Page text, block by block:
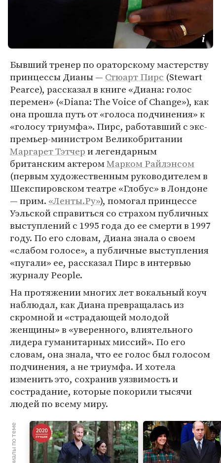
Бывший тренер по ораторскому мастерству
принцессы Дианы — Стюарт Пирс (Stewart
Pearce), рассказал в книге «Диана: голос
перемен» («Diana: The Voice of Change»), как
она прошла путь от «голоса подчинения» к
«голосу триумфа». Пирс, работавший с экс-
премьер-министром Великобритании
Маргарет Тэтчери легендарным
британским актеромМарком Райлэнсом
(первым художественным руководителем в
Шекспировском театре «Глобус» в Лондоне
— прим. «Ленты.Ру»), помогал принцессе
Уэльской справиться со страхом публичных
выступлений с 1995 года до ее смерти в 1997
году. По его словам, Диана знала о своем
«слабом голосе», а публичные выступления
«пугали» ее, рассказал Пирс в интервью
журналу People.
На протяжении многих лет вокальный коуч
наблюдал, как Диана превращалась из
скромной и «страдающей молодой
женщины» в «уверенного, влиятельного
лидера гуманитарных миссий». По его
словам, она знала, что ее голос был голосом
подчинения, а не триумфа. И хотела
изменить это, сохранив уязвимость и
сострадание, которые покорили тысячи
людей по всему миру.